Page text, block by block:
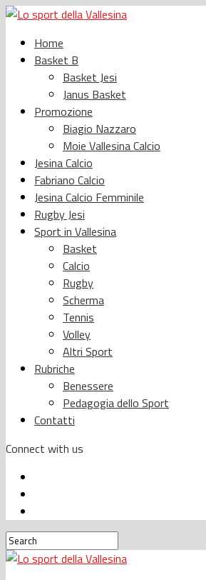
Home
Basket B
Basket Jesi
Janus Basket
Promozione
Biagio Nazzaro
Moie Vallesina Calcio
Jesina Calcio
Fabriano Calcio
Jesina Calcio Femminile
Rugby Jesi
Sport in Vallesina
Basket
Calcio
Rugby
Scherma
Tennis
Volley
Altri Sport
Rubriche
Benessere
Pedagogia dello Sport
Contatti
Connect with us